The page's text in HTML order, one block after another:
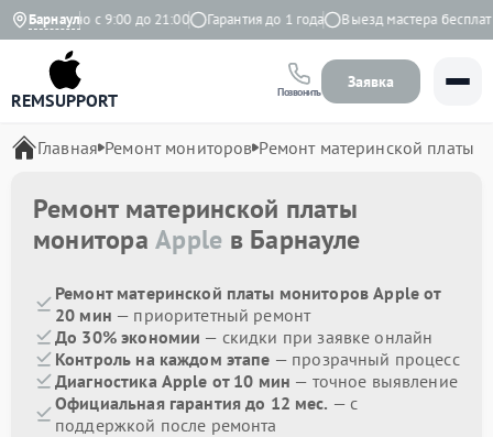
Барнаул
Ежедневно с 9:00 до 21:00 Гарантия до 1 года Выезд мастера бесплатно
REMSUPPORT Позвонить
Заявка
Главная Ремонт мониторов Ремонт материнской платы
Ремонт материнской платы
монитораApple в Барнауле
Ремонт материнской платы мониторов Apple от
20 мин — приоритетный ремонт
До 30% экономии — скидки при заявке онлайн
Контроль на каждом этапе — прозрачный процесс
Диагностика Apple от 10 мин — точное выявление
Официальная гарантия до 12 мес. — с
поддержкой после ремонта